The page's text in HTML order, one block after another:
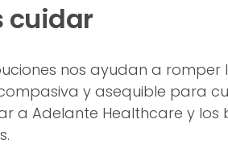
cuidar
nos ayudan a
y asequible para
a Adelante Healthcare y los